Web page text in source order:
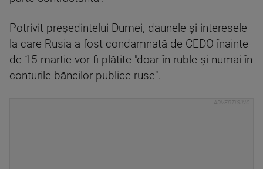
Potrivit preşedintelui Dumei, daunele şi interesele
la care Rusia a fost condamnată de CEDO înainte
de 15 martie vor fi plătite "doar în ruble şi numai în
conturile băncilor publice ruse".